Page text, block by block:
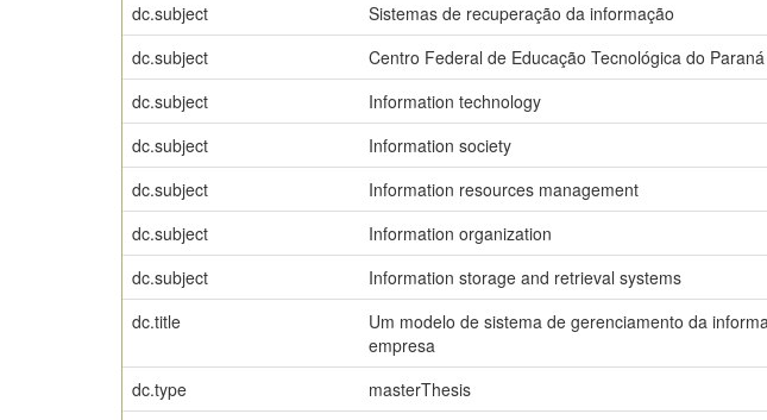
dc.subject
Sistemas de recuperação da informação
dc.subject
Centro Federal de Educação Tecnológica do Paraná
dc.subject
Information technology
dc.subject
Information society
dc.subject
Information resources management
dc.subject
Information organization
dc.subject
Information storage and retrieval systems
dc.title
Um modelo de sistema de gerenciamento da
empresa
dc.type masterThesis